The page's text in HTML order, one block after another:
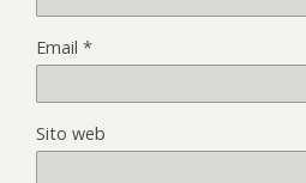
Email *
Sito web